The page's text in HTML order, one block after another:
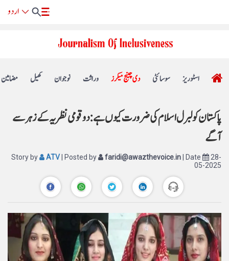
مضامین کھیل نوجوان وراثت دی چینج میکرز سوسائٹی اسٹوریز
پاکستان کو لبرل اسلام کی ضرورت کیوں ہے: دو قومی نظریہ کے زہر سے
آگے
Story by ATV | Posted by faridi@awazthevoice.in | Date
28-
05-2025